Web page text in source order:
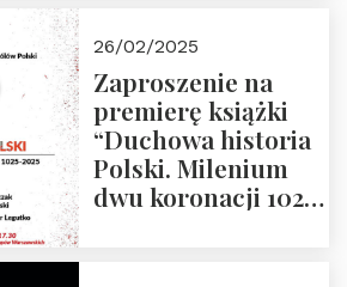
26/02/2025
Zaproszenie na
premierę książki
“Duchowa historia
Polski. Milenium
dwu koronacji 1025-